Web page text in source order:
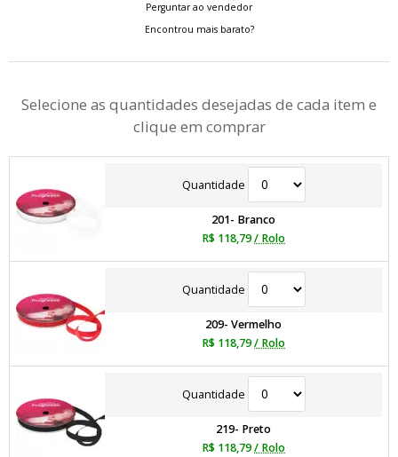
Perguntar ao vendedor
Encontrou mais barato?
Selecione as quantidades desejadas de cada item e
clique em comprar
Quantidade
201- Branco
R$ 118,79/ Rolo
Quantidade
209- Vermelho
R$ 118,79/ Rolo
Quantidade
219- Preto
R$ 118,79/ Rolo